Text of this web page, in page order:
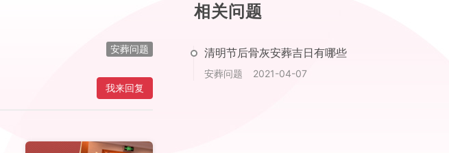
安葬问题
我来回复
相关问题
清明节后骨灰安葬吉日有哪些
安葬问题 2021-04-07